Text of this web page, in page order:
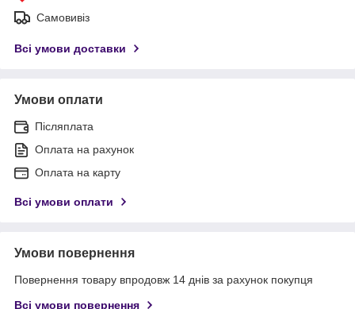
Самовивіз
Всі умови доставки
Умови оплати
Післяплата
Оплата на рахунок
Оплата на карту
Всі умови оплати
Умови повернення
Повернення товару впродовж 14 днів за рахунок покупця
Всі умови повернення